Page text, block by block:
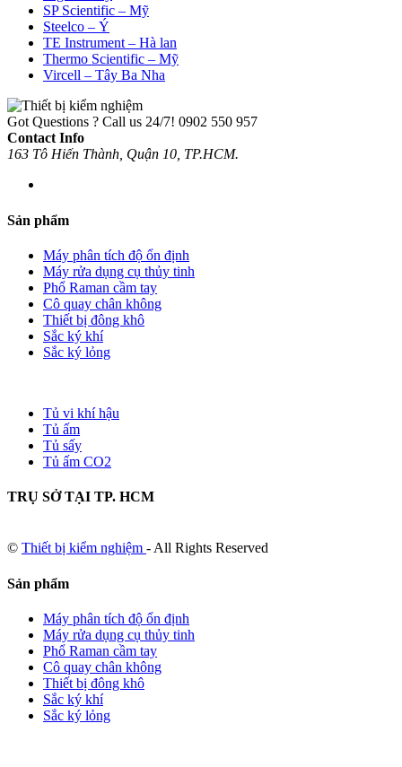
SP Scientific – Mỹ
Steelco – Ý
TE Instrument – Hà lan
Thermo Scientific – Mỹ
Vircell – Tây Ba Nha
Got Questions ? Call us 24/7! 0902 550 957
Contact Info
163 Tô Hiến Thành, Quận 10, TP.HCM.
Sản phẩm
Máy phân tích độ ổn định
Máy rửa dụng cụ thủy tinh
Phổ Raman cầm tay
Cô quay chân không
Thiết bị đông khô
Sắc ký khí
Sắc ký lỏng
Tủ vi khí hậu
Tủ ấm
Tủ sấy
Tủ ấm CO2
TRỤ SỞ TẠI TP. HCM
© Thiết bị kiểm nghiệm - All Rights Reserved
Sản phẩm
Máy phân tích độ ổn định
Máy rửa dụng cụ thủy tinh
Phổ Raman cầm tay
Cô quay chân không
Thiết bị đông khô
Sắc ký khí
Sắc ký lỏng